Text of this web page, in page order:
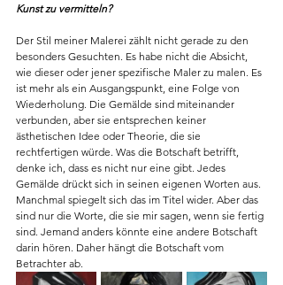
Kunst zu vermitteln?
Der Stil meiner Malerei zählt nicht gerade zu den
besonders Gesuchten. Es habe nicht die Absicht,
wie dieser oder jener spezifische Maler zu malen. Es
ist mehr als ein Ausgangspunkt, eine Folge von
Wiederholung. Die Gemälde sind miteinander
verbunden, aber sie entsprechen keiner
ästhetischen Idee oder Theorie, die sie
rechtfertigen würde. Was die Botschaft betrifft,
denke ich, dass es nicht nur eine gibt. Jedes
Gemälde drückt sich in seinen eigenen Worten aus.
Manchmal spiegelt sich das im Titel wider. Aber das
sind nur die Worte, die sie mir sagen, wenn sie fertig
sind. Jemand anders könnte eine andere Botschaft
darin hören. Daher hängt die Botschaft vom
Betrachter ab.